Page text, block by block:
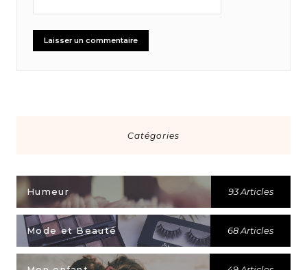
Catégories
Humeur 93 Articles
Mode et Beauté 68 Articles